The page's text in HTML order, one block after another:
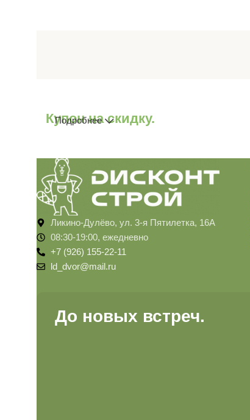
Купон на скидку.
Подробнее
Ликино-Дулёво, ул. 3-я Пятилетка, 16А
08:30-19:00, ежедневно
+7 (926) 155-22-11
ld_dvor@mail.ru
До новых встреч.